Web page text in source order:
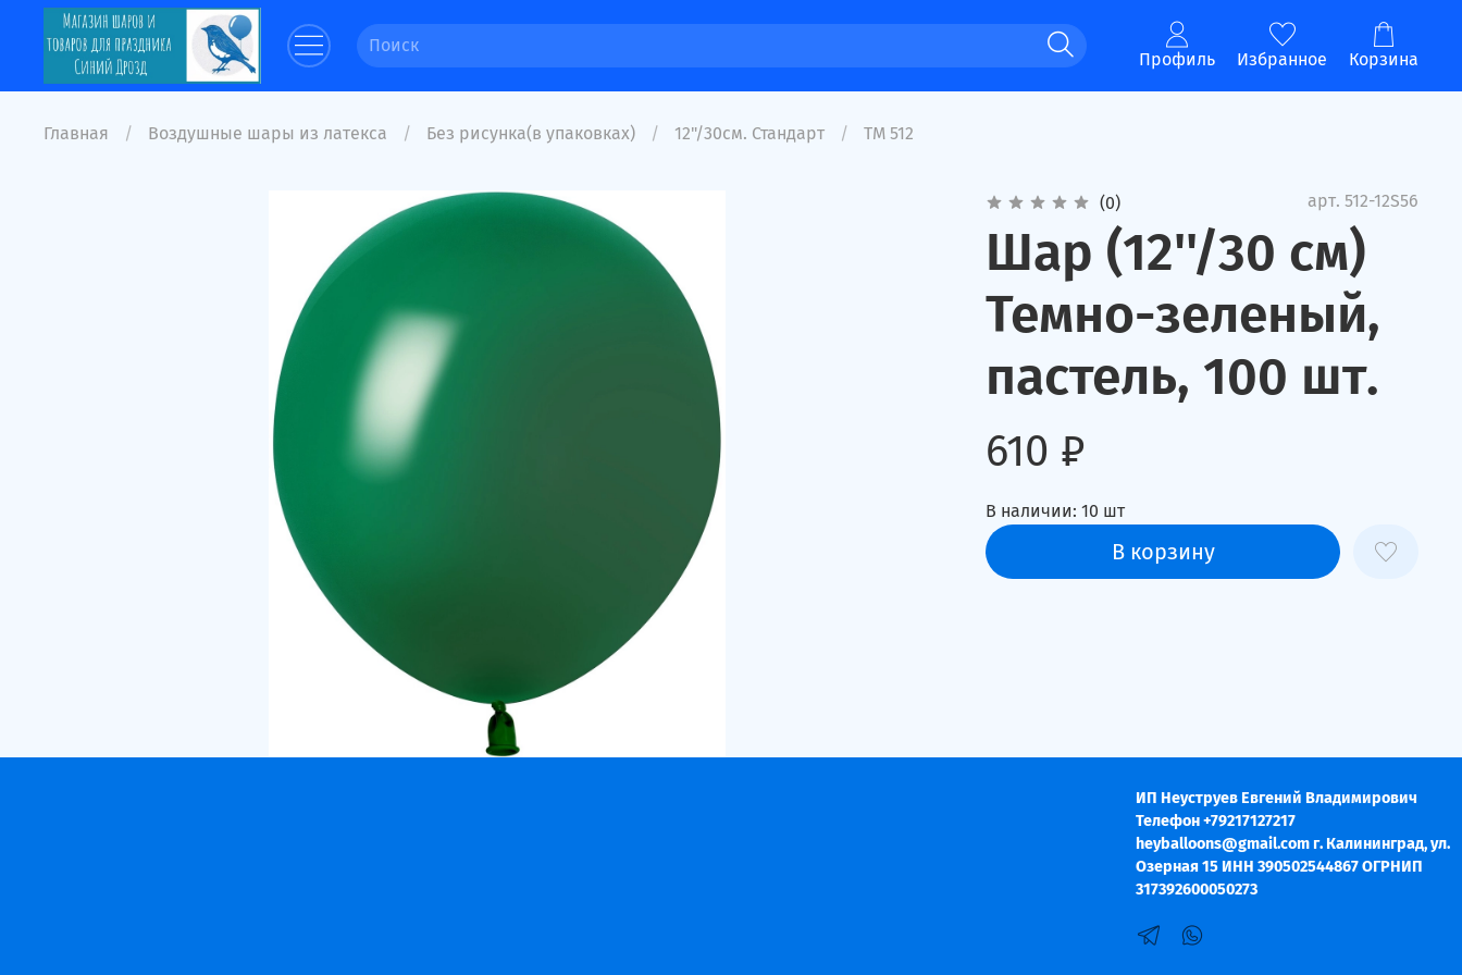
Профиль Избранное Корзина
Главная Воздушные шары из латекса Без рисунка(в упаковках) 12"/30см. Стандарт ТМ 512
(0) арт. 512-12S56
Шар (12''/30 см)
Темно-зеленый,
пастель, 100 шт.
610 ₽
В наличии: 10 шт
В корзину
ИП Неуструев Евгений Владимирович
Телефон +79217127217
heyballoons@gmail.com г. Калининград, ул.
Озерная 15 ИНН 390502544867 ОГРНИП
317392600050273